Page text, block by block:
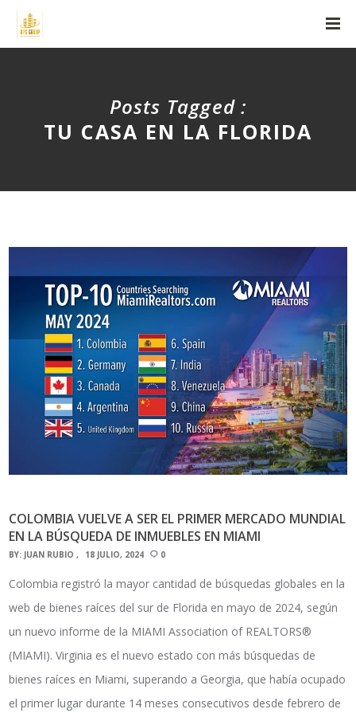
Posts Tagged :
TU CASA EN LA FLORIDA
COLOMBIA VUELVE A SER EL PRIMER MERCADO MUNDIAL
EN LA BÚSQUEDA DE INMUEBLES EN MIAMI
BY: JUAN RUBIO 18 JULIO, 2024 0
Colombia registró la mayor cantidad de búsquedas globales en la
web de bienes raíces del sur de Florida en mayo de 2024, según
un nuevo informe de la MIAMI Association of REALTORS®
(MIAMI). Virginia es el nuevo estado con más búsquedas de
bienes raíces en Miami, superando a Georgia, que había ocupado
el primer lugar durante 14 meses consecutivos desde febrero de